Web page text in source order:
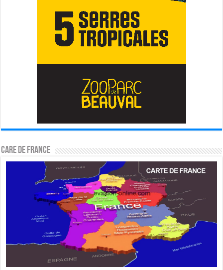
CARE DE FRANCE